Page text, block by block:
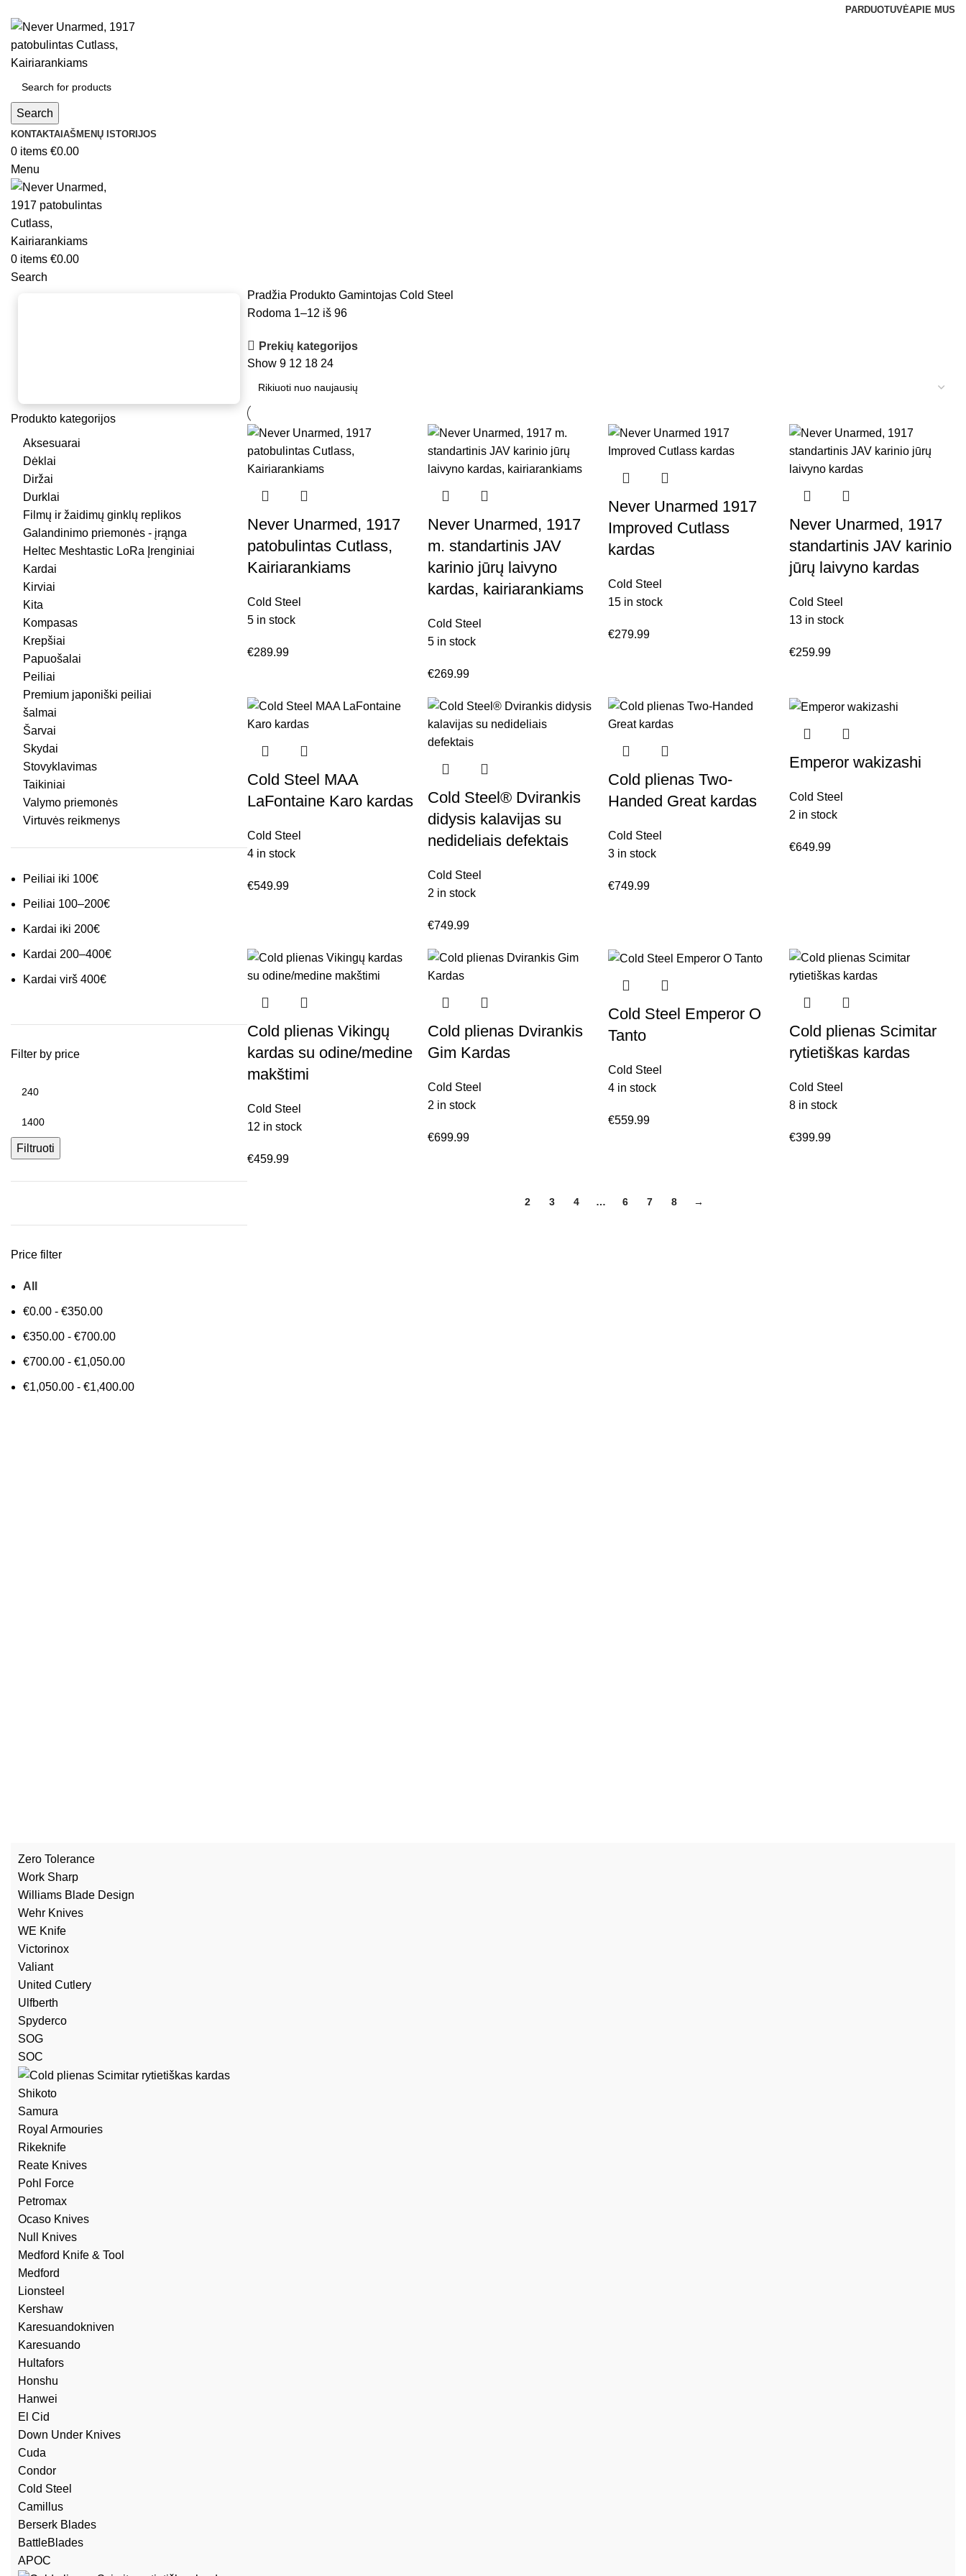
PARDUOTUVĖAPIE MUS
Search
KONTAKTAI AŠMENŲ ISTORIJOS
0 items €0.00
Menu
0 items €0.00
Search
Produkto kategorijos
Aksesuarai
Dėklai
Diržai
Durklai
Filmų ir žaidimų ginklų replikos
Galandinimo priemonės - įrąnga
Heltec Meshtastic LoRa Įrenginiai
Kardai
Kirviai
Kita
Kompasas
Krepšiai
Papuošalai
Peiliai
Premium japoniški peiliai
šalmai
Šarvai
Skydai
Stovyklavimas
Taikiniai
Valymo priemonės
Virtuvės reikmenys
Peiliai iki 100€
Peiliai 100–200€
Kardai iki 200€
Kardai 200–400€
Kardai virš 400€
Filter by price
Filtruoti
Price filter
All
€0.00 - €350.00
€350.00 - €700.00
€700.00 - €1,050.00
€1,050.00 - €1,400.00
Pradžia Produkto Gamintojas Cold Steel
Rodoma 1–12 iš 96
Prekių kategorijos
Show 9 12 18 24
Never Unarmed, 1917
patobulintas Cutlass,
Kairiarankiams
Cold Steel
5 in stock
€289.99
Never Unarmed, 1917
m. standartinis JAV
karinio jūrų laivyno
kardas, kairiarankiams
Cold Steel
5 in stock
€269.99
Never Unarmed 1917
Improved Cutlass
kardas
Cold Steel
15 in stock
€279.99
Never Unarmed, 1917
standartinis JAV karinio
jūrų laivyno kardas
Cold Steel
13 in stock
€259.99
Cold Steel MAA
LaFontaine Karo kardas
Cold Steel
4 in stock
€549.99
Cold Steel® Dvirankis
didysis kalavijas su
nedideliais defektais
Cold Steel
2 in stock
€749.99
Cold plienas Two-
Handed Great kardas
Cold Steel
3 in stock
€749.99
Emperor wakizashi
Cold Steel
2 in stock
€649.99
Cold plienas Vikingų
kardas su odine/medine
makštimi
Cold Steel
12 in stock
€459.99
Cold plienas Dvirankis
Gim Kardas
Cold Steel
2 in stock
€699.99
Cold Steel Emperor O
Tanto
Cold Steel
4 in stock
€559.99
Cold plienas Scimitar
rytietiškas kardas
Cold Steel
8 in stock
€399.99
2 3 4 … 6 7 8 →
Zero Tolerance
Work Sharp
Williams Blade Design
Wehr Knives
WE Knife
Victorinox
Valiant
United Cutlery
Ulfberth
Spyderco
SOG
SOC
Shikoto
Samura
Royal Armouries
Rikeknife
Reate Knives
Pohl Force
Petromax
Ocaso Knives
Null Knives
Medford Knife & Tool
Medford
Lionsteel
Kershaw
Karesuandokniven
Karesuando
Hultafors
Honshu
Hanwei
El Cid
Down Under Knives
Cuda
Condor
Cold Steel
Camillus
Berserk Blades
BattleBlades
APOC